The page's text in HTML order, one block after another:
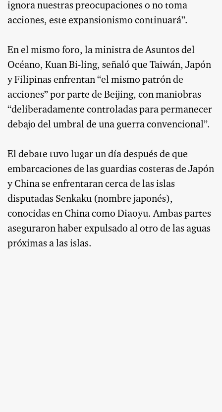
ignora nuestras preocupaciones o no toma
acciones, este expansionismo continuará”.
En el mismo foro, la ministra de Asuntos del
Océano, Kuan Bi-ling, señaló que Taiwán, Japón
y Filipinas enfrentan “el mismo patrón de
acciones” por parte de Beijing, con maniobras
“deliberadamente controladas para permanecer
debajo del umbral de una guerra convencional”.
El debate tuvo lugar un día después de que
embarcaciones de las guardias costeras de Japón
y China se enfrentaran cerca de las islas
disputadas Senkaku (nombre japonés),
conocidas en China como Diaoyu. Ambas partes
aseguraron haber expulsado al otro de las aguas
próximas a las islas.